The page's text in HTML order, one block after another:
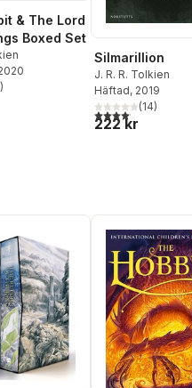
& The Lord
Boxed Set
Totalt antal röster:
)
Silmarillion
J. R. R. Tolkien
Häftad, 2019
4,1utav 5 stjärnor.
(14)
222 kr